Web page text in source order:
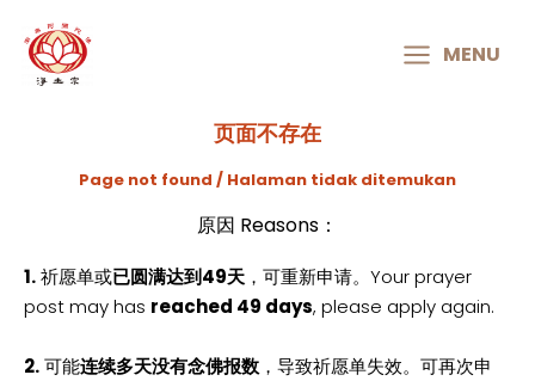
MENU
MENU
页面不存在
Page not found / Halaman tidak ditemukan
原因 Reasons：
1.祈愿单或已圆满达到49天 ，可重新申请。Your prayer
post may has reached 49 days, please apply again.
2.可能连续多天没有念佛报数 ，导致祈愿单失效。可再次申